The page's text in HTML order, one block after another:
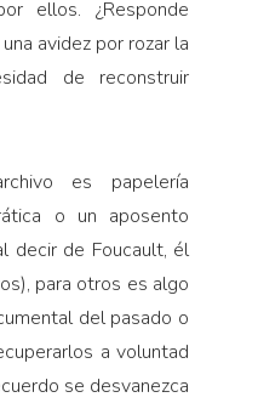
ellos. ¿Responde
avidez por rozar la
de reconstruir
es papelería
o un aposento
decir de Foucault, él
para otros es algo
del pasado o
a voluntad
se desvanezca